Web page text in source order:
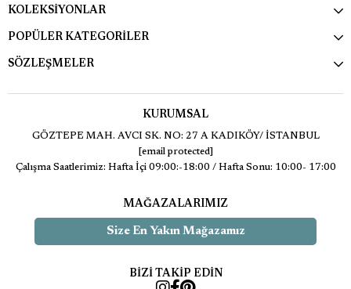
KOLEKSİYONLAR
POPÜLER KATEGORİLER
SÖZLEŞMELER
KURUMSAL
GÖZTEPE MAH. AVCI SK. NO: 27 A KADIKÖY/ İSTANBUL
[email protected]
Çalışma Saatlerimiz: Hafta İçi 09:00:-18:00 / Hafta Sonu: 10:00- 17:00
MAĞAZALARIMIZ
Size En Yakın Mağazamız
BİZİ TAKİP EDİN